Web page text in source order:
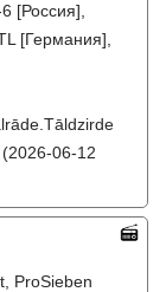
[Россия],
[Германия],
(2026-06-12
ProSieben